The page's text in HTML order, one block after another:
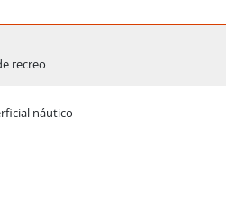
recreo
náutico